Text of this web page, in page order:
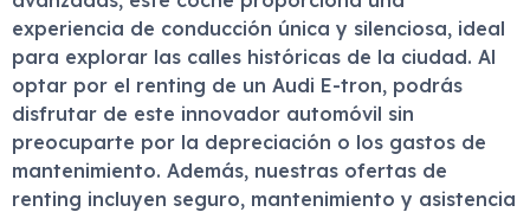
experiencia de conducción única y silenciosa, ideal
para explorar las calles históricas de la ciudad. Al
optar por el renting de un Audi E-tron, podrás
disfrutar de este innovador automóvil sin
preocuparte por la depreciación o los gastos de
mantenimiento. Además, nuestras ofertas de
renting incluyen seguro, mantenimiento y asistencia